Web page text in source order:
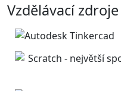
Vzdělávací zdroje